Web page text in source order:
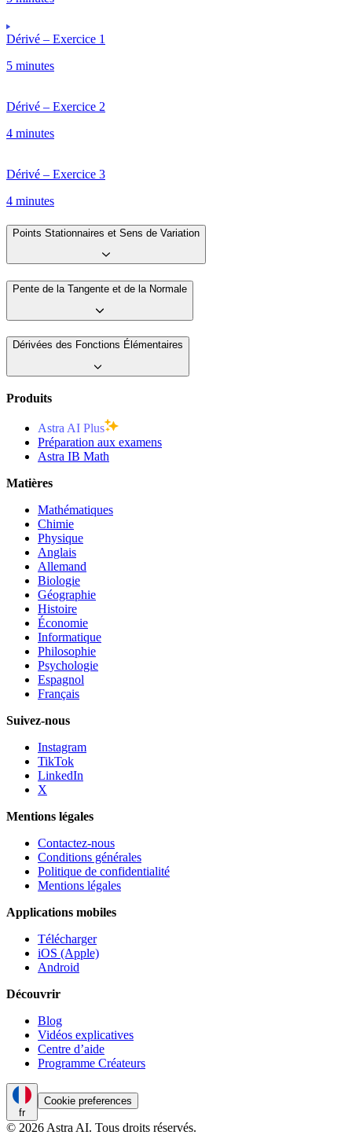
Dérivé – Exercice 1
5 minutes
Dérivé – Exercice 2
4 minutes
Dérivé – Exercice 3
4 minutes
Points Stationnaires et Sens de Variation
Pente de la Tangente et de la Normale
Dérivées des Fonctions Élémentaires
Produits
Astra AI Plus
Préparation aux examens
Astra IB Math
Matières
Mathématiques
Chimie
Physique
Anglais
Allemand
Biologie
Géographie
Histoire
Économie
Informatique
Philosophie
Psychologie
Espagnol
Français
Suivez-nous
Instagram
TikTok
LinkedIn
X
Mentions légales
Contactez-nous
Conditions générales
Politique de confidentialité
Mentions légales
Applications mobiles
Télécharger
iOS (Apple)
Android
Découvrir
Blog
Vidéos explicatives
Centre d’aide
Programme Créateurs
fr
Cookie preferences
© 2026 Astra AI. Tous droits réservés.